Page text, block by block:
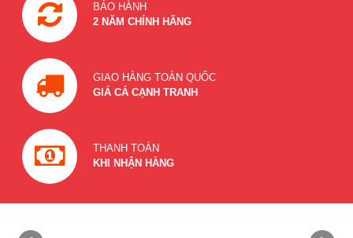
BẢO HÀNH
2 NĂM CHÍNH HÃNG
GIAO HÀNG TOÀN QUỐC
GIÁ CẢ CẠNH TRANH
THANH TOÁN
KHI NHẬN HÀNG